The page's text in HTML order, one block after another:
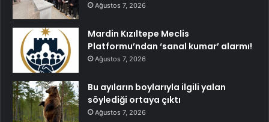
Ağustos 7, 2026
Mardin Kızıltepe Meclis
Platformu’ndan ‘sanal kumar’ alarmı!
Ağustos 7, 2026
Bu ayıların boylarıyla ilgili yalan
söylediği ortaya çıktı
Ağustos 7, 2026